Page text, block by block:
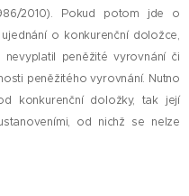
2010). Pokud potom jde o
o konkurenční doložce,
peněžité vyrovnání či
peněžitého vyrovnání. Nutno
konkurenční doložky, tak její
od nichž se nelze